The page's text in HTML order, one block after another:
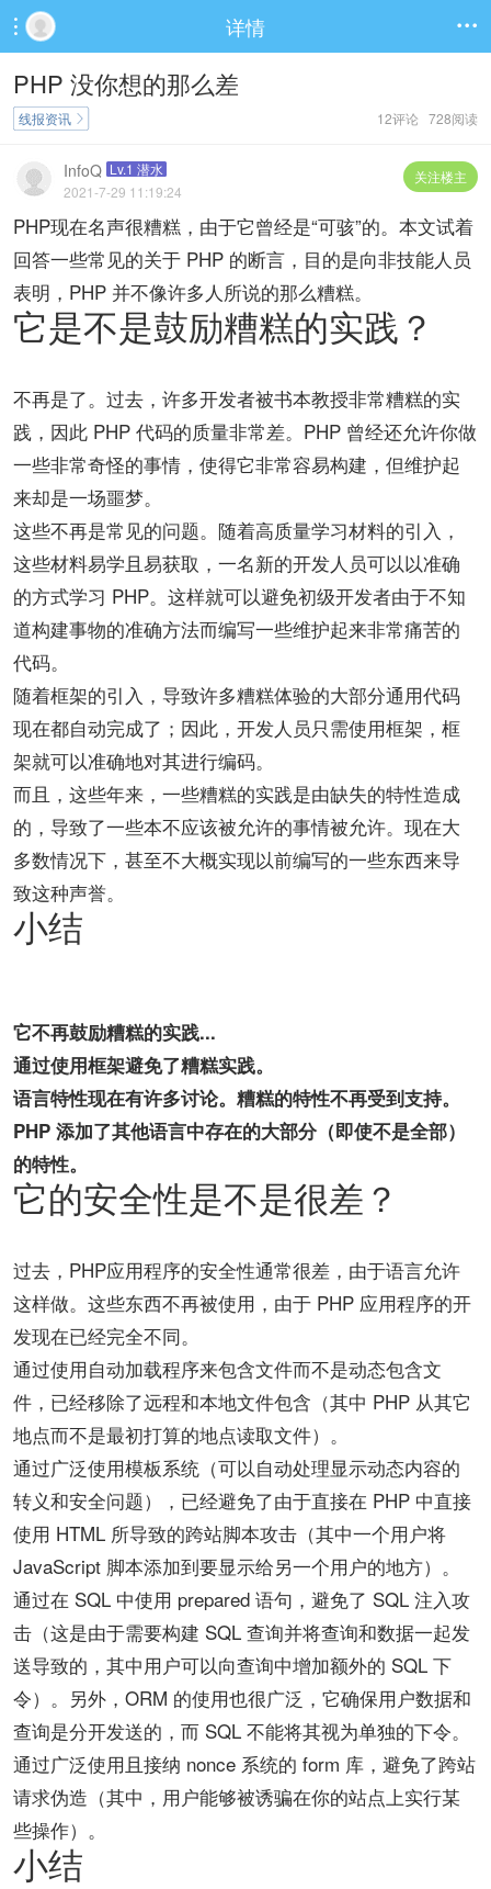
 详情 
PHP 没你想的那么差
12评论 728阅读
线报资讯 
关注楼主
InfoQ Lv.1 潜水
2021-7-29 11:19:24
PHP现在名声很糟糕，由于它曾经是“可骇”的。本文试着
回答一些常见的关于 PHP 的断言，目的是向非技能人员
表明，PHP 并不像许多人所说的那么糟糕。
它是不是鼓励糟糕的实践？
不再是了。过去，许多开发者被书本教授非常糟糕的实
践，因此 PHP 代码的质量非常差。PHP 曾经还允许你做
一些非常奇怪的事情，使得它非常容易构建，但维护起
来却是一场噩梦。
这些不再是常见的问题。随着高质量学习材料的引入，
这些材料易学且易获取，一名新的开发人员可以以准确
的方式学习 PHP。这样就可以避免初级开发者由于不知
道构建事物的准确方法而编写一些维护起来非常痛苦的
代码。
随着框架的引入，导致许多糟糕体验的大部分通用代码
现在都自动完成了；因此，开发人员只需使用框架，框
架就可以准确地对其进行编码。
而且，这些年来，一些糟糕的实践是由缺失的特性造成
的，导致了一些本不应该被允许的事情被允许。现在大
多数情况下，甚至不大概实现以前编写的一些东西来导
致这种声誉。
小结
它不再鼓励糟糕的实践...
通过使用框架避免了糟糕实践。
语言特性现在有许多讨论。糟糕的特性不再受到支持。
PHP 添加了其他语言中存在的大部分（即使不是全部）
的特性。
它的安全性是不是很差？
过去，PHP应用程序的安全性通常很差，由于语言允许
这样做。这些东西不再被使用，由于 PHP 应用程序的开
发现在已经完全不同。
通过使用自动加载程序来包含文件而不是动态包含文
件，已经移除了远程和本地文件包含（其中 PHP 从其它
地点而不是最初打算的地点读取文件）。
通过广泛使用模板系统（可以自动处理显示动态内容的
转义和安全问题），已经避免了由于直接在 PHP 中直接
使用 HTML 所导致的跨站脚本攻击（其中一个用户将
JavaScript 脚本添加到要显示给另一个用户的地方）。
通过在 SQL 中使用 prepared 语句，避免了 SQL 注入攻
击（这是由于需要构建 SQL 查询并将查询和数据一起发
送导致的，其中用户可以向查询中增加额外的 SQL 下
令）。另外，ORM 的使用也很广泛，它确保用户数据和
查询是分开发送的，而 SQL 不能将其视为单独的下令。
通过广泛使用且接纳 nonce 系统的 form 库，避免了跨站
请求伪造（其中，用户能够被诱骗在你的站点上实行某
些操作）。
小结